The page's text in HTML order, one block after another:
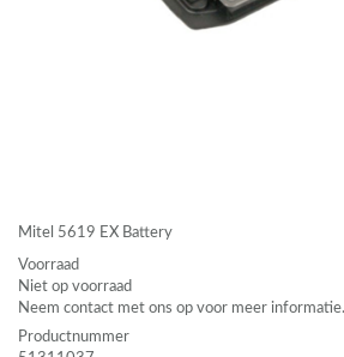
Mitel 5619 EX Battery
Voorraad
Niet op voorraad
Neem contact met ons op voor meer informatie.
Productnummer